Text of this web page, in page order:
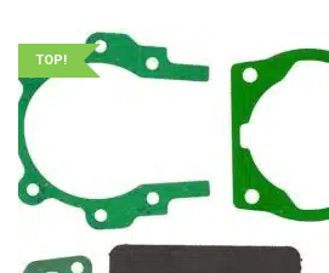
TOP!